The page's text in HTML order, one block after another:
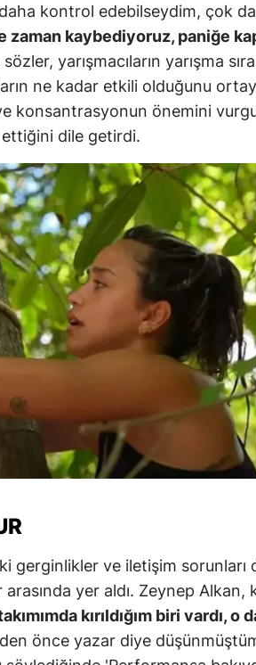
Kırklareli
Ordu
daha kontrol edebilseydim, çok
zaman kaybediyoruz, paniğe
yarışmacıların yarışma
ne kadar etkili olduğunu
konsantrasyonun önemini
dile getirdi.
gerginlikler ve iletişim sorunları
yer aldı. Zeynep Alkan,
kırıldığım biri vardı, o
önce yazar diye